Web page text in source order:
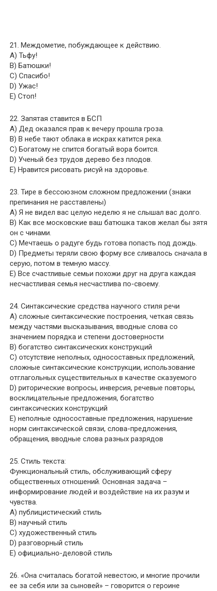
21. Междометие, побуждающее к действию.
A) Тьфу!
B) Батюшки!
C) Спасибо!
D) Ужас!
E) Стоп!
22. Запятая ставится в БСП
A) Дед оказался прав к вечеру прошла гроза.
B) В небе тают облака в искрах катится река.
C) Богатому не спится богатый вора боится.
D) Ученый без трудов дерево без плодов.
E) Нравится рисовать рисуй на здоровье.
23. Тире в бессоюзном сложном предложении (знаки
препинания не расставлены)
A) Я не видел вас целую неделю я не слышал вас долго.
B) Как все московские ваш батюшка таков желал бы зятя
он с чинами.
C) Мечтаешь о радуге будь готова попасть под дождь.
D) Предметы теряли свою форму все сливалось сначала в
серую, потом в темную массу.
E) Все счастливые семьи похожи друг на друга каждая
несчастливая семья несчастлива по-своему.
24. Синтаксические средства научного стиля речи
A) сложные синтаксические построения, четкая связь
между частями высказывания, вводные слова со
значением порядка и степени достоверности
B) богатство синтаксических конструкций
C) отсутствие неполных, односоставных предложений,
сложные синтаксические конструкции, использование
отглагольных существительных в качестве сказуемого
D) риторические вопросы, инверсия, речевые повторы,
восклицательные предложения, богатство
синтаксических конструкций
E) неполные односоставные предложения, нарушение
норм синтаксической связи, слова-предложения,
обращения, вводные слова разных разрядов
25. Стиль текста:
Функциональный стиль, обслуживающий сферу
общественных отношений. Основная задача –
информирование людей и воздействие на их разум и
чувства.
A) публицистический стиль
B) научный стиль
C) художественный стиль
D) разговорный стиль
E) официально-деловой стиль
26. «Она считалась богатой невестою, и многие прочили
ее за себя или за сыновей» – говорится о героине